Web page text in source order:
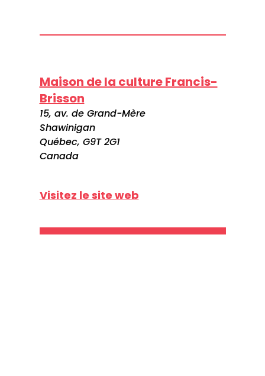
Maison de la culture Francis-
Brisson
15, av. de Grand-Mère
Shawinigan
Québec, G9T 2G1
Canada
Visitez le site web